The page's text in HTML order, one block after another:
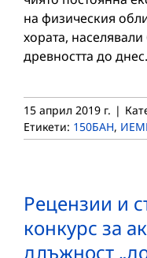
на физическия
хората,
древността до днес.
15 април 2019 г. |
Етикети: 150БАН,
Рецензии и
конкурс за
длъжност